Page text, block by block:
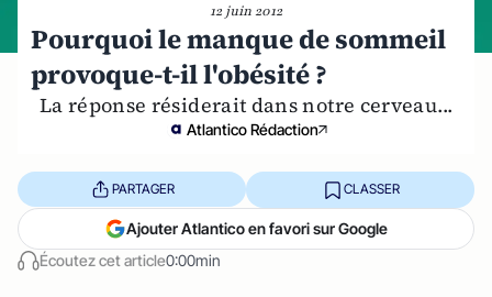
12 juin 2012
Pourquoi le manque de sommeil
provoque-t-il l'obésité ?
La réponse résiderait dans notre cerveau...
Atlantico Rédaction
Écoutez cet article0:00min
PARTAGER CLASSER
Ajouter Atlantico en favori sur Google